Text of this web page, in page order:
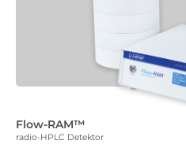
Flow-RAM™
radio-HPLC Detektor